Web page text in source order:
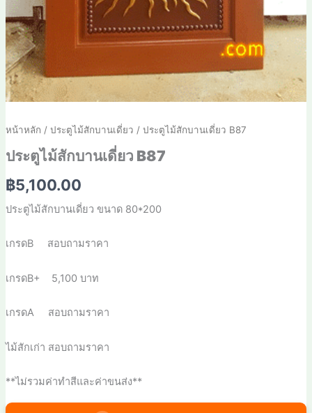
หน้าหลัก / ประตูไม้สักบานเดี่ยว / ประตูไม้สักบานเดี่ยว B87
ประตูไม้สักบานเดี่ยว B87
฿5,100.00
ประตูไม้สักบานเดี่ยว ขนาด 80*200
เกรดB สอบถามราคา
เกรดB+ 5,100 บาท
เกรดA สอบถามราคา
ไม้สักเก่า สอบถามราคา
**ไม่รวมค่าทำสีและค่าขนส่ง**